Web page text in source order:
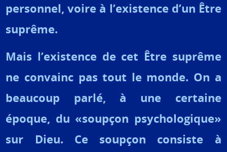
personnel, voire à l’existence d’un Être
suprême.
Mais l’existence de cet Être suprême
ne convainc pas tout le monde. On a
beaucoup parlé, à une certaine
époque, du «soupçon psychologique»
sur Dieu. Ce soupçon consiste à